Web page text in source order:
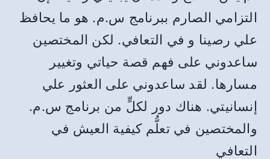
التزامي الصارم ببرنامج س.م. هو ما يحافظ
علي رصينا و في التعافي. لكن المختصين
ساعدوني على فهم قصة حياتي وتغيير
مسارها. لقد ساعدوني على العثور علي
إنسانيتي. هناك دور لكلٍّ من برنامج س.م.
والمختصين في تعلُّم كيفية العيش في
التعافي